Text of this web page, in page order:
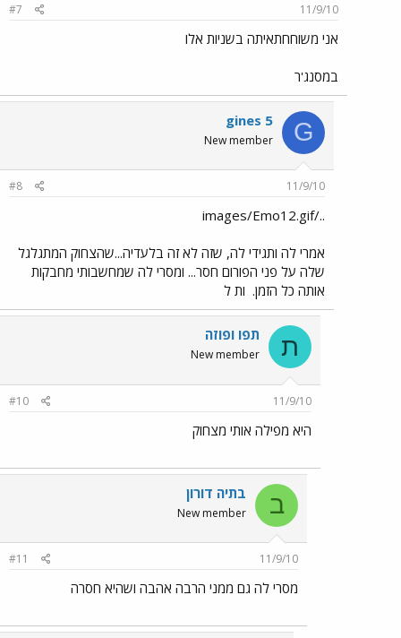
11/9/10
#7
אני משוחחתאיתה בשניות אלו
במסנג'ר
G
gines 5
New member
11/9/10
#8
../images/Emo12.gif
אמרי לה ותגידי לה, שזה לא זה בלעדיה...שהצחוק המתגלגל
שלה על פני הפורום חסר... ומסרי לה שמחשבותי מחבקות
אותה כל הזמן. ות ל
ת תפו ופוזה
New member
11/9/10
#10
היא מפילה אותי מצחוק
ב בתיה דורון
New member
11/9/10
#11
מסרי לה גם ממני הרבה אהבה ושהיא חסרה